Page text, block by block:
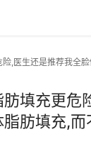
险,医生还是推荐我全
肪填充更危
肪填充,而